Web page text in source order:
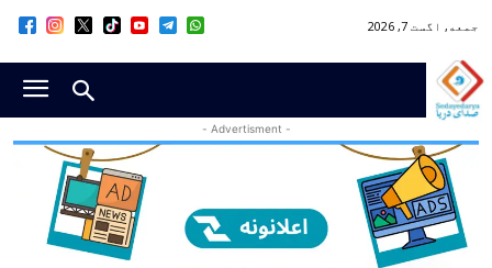
جمعه, اگست 7, 2026
- Advertisment -